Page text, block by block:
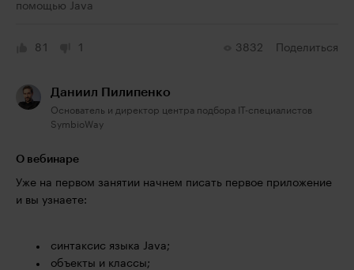
помощью Java
81 1 3832 Поделиться
Даниил Пилипенко
Основатель и директор центра подбора IT-специалистов
SymbioWay
О вебинаре
Уже на первом занятии начнем писать первое приложение
и вы узнаете:
синтаксис языка Java;
объекты и классы;